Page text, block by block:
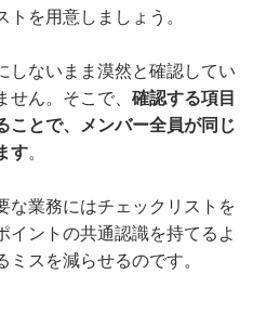
トを用意しましょう。
しないまま漠然と確認してい
ん。そこで、 確認する項目
ことで、メンバー全員が同じ
す。
な業務にはチェックリストを
イントの共通認識を持てるよ
ミスを減らせるのです。